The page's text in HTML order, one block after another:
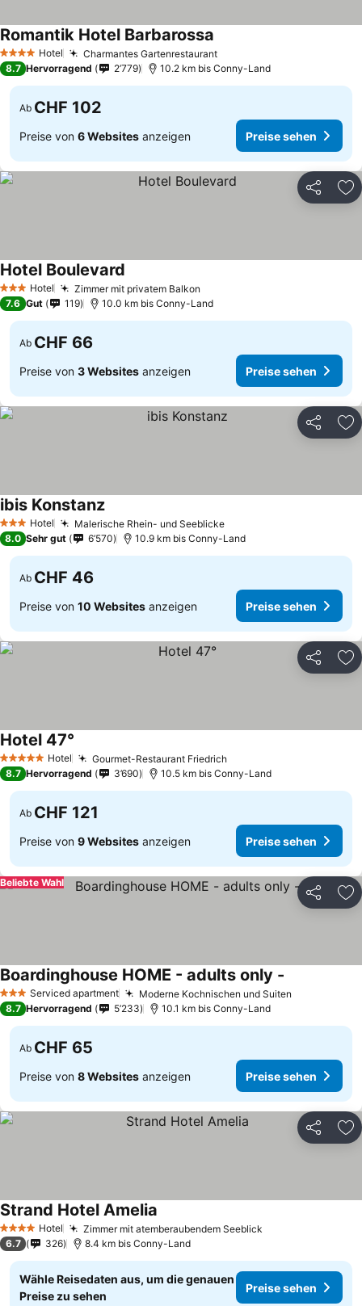
4 Sterne Hotel Charmantes GartenrestaurantPreise sehen
Romantik Hotel Barbarossa
8.7 Hervorragend 2’779 10.2 km bis Conny-Land
Ab CHF 102
Preise von 6 Websites anzeigen Preise sehen
Teilen
3 SterneHotel Zimmer mit privatem Balkon
Hotel Boulevard
7.6 Gut 119 10.0 km bis Conny-Land
Ab CHF 66
Preise von 3 Websites anzeigen Preise sehen
Teilen
3 SterneHotel Malerische Rhein- und SeeblickePreise sehen
ibis KonstanzPreise sehen
8.0 Sehr gut 6’570 10.9 km bis Conny-Land
Ab CHF 46
Preise von 10 Websites anzeigen Preise sehen
Teilen
5 Sterne Hotel Gourmet-Restaurant FriedrichPreise sehen
Hotel 47°
8.7 Hervorragend 3’690 10.5 km bis Conny-Land
Ab CHF 121
Preise von 9 Websites anzeigen Preise sehen
Teilen
Beliebte Wahl
3 SterneServiced apartment Moderne Kochnischen und Suiten
Boardinghouse HOME - adults only -
8.7 Hervorragend 5’233 10.1 km bis Conny-Land
Ab CHF 65
Preise von 8 Websites anzeigen Preise sehen
Teilen
4 Sterne Hotel Zimmer mit atemberaubendem Seeblick
Strand Hotel Amelia
6.7 326 8.4 km bis Conny-Land
Wähle Reisedaten aus, um die genauen
Preise zu sehen
Preise sehen